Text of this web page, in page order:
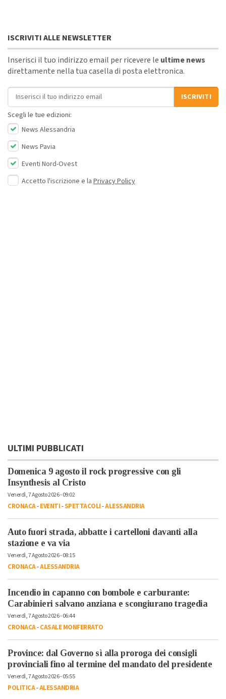
ISCRIVITI ALLE NEWSLETTER
Inserisci il tuo indirizzo email per ricevere le ultime news
direttamente nella tua casella di posta elettronica.
Indirizzo email
ISCRIVITI
Scegli le tue edizioni:
News Alessandria
News Pavia
Eventi Nord-Ovest
Accetto l'iscrizione e la Privacy Policy
ULTIMI PUBBLICATI
Domenica 9 agosto il rock progressive con gli
Insynthesis al Cristo
Venerdì, 7 Agosto 2026 - 09:02
CRONACA-EVENTI-SPETTACOLI-ALESSANDRIA
Auto fuori strada, abbatte i cartelloni davanti alla
stazione e va via
Venerdì, 7 Agosto 2026 - 08:15
CRONACA-ALESSANDRIA
Incendio in capanno con bombole e carburante:
Carabinieri salvano anziana e scongiurano tragedia
Venerdì, 7 Agosto 2026 - 06:44
CRONACA-CASALE MONFERRATO
Province: dal Governo sì alla proroga dei consigli
provinciali fino al termine del mandato del presidente
Venerdì, 7 Agosto 2026 - 05:55
POLITICA-ALESSANDRIA